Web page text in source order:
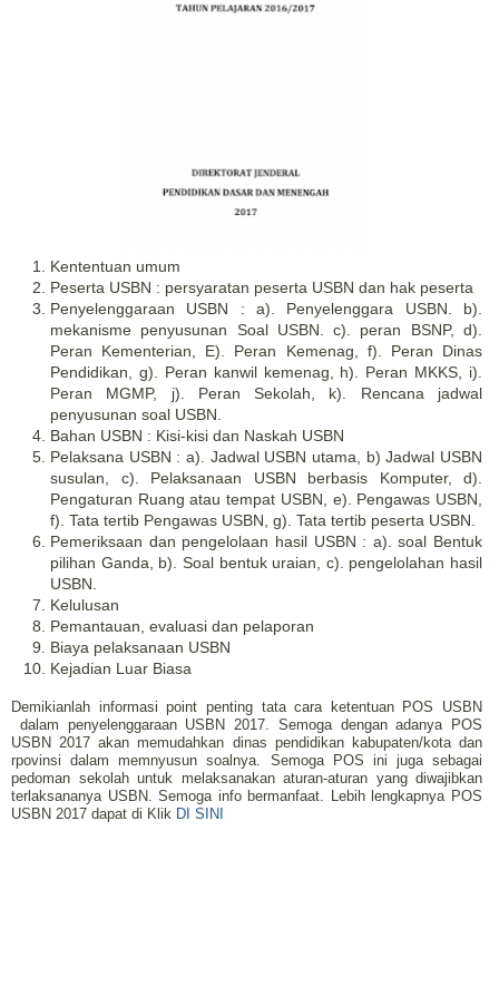
Kententuan umum
Peserta USBN : persyaratan peserta USBN dan hak peserta
Penyelenggaraan USBN : a). Penyelenggara USBN. b).
mekanisme penyusunan Soal USBN. c). peran BSNP, d).
Peran Kementerian, E). Peran Kemenag, f). Peran Dinas
Pendidikan, g). Peran kanwil kemenag, h). Peran MKKS, i).
Peran MGMP, j). Peran Sekolah, k). Rencana jadwal
penyusunan soal USBN.
Bahan USBN : Kisi-kisi dan Naskah USBN
Pelaksana USBN : a). Jadwal USBN utama, b) Jadwal USBN
susulan, c). Pelaksanaan USBN berbasis Komputer, d).
Pengaturan Ruang atau tempat USBN, e). Pengawas USBN,
f). Tata tertib Pengawas USBN, g). Tata tertib peserta USBN.
Pemeriksaan dan pengelolaan hasil USBN : a). soal Bentuk
pilihan Ganda, b). Soal bentuk uraian, c). pengelolahan hasil
USBN.
Kelulusan
Pemantauan, evaluasi dan pelaporan
Biaya pelaksanaan USBN
Kejadian Luar Biasa
Demikianlah informasi point penting tata cara ketentuan POS USBN
dalam penyelenggaraan USBN 2017. Semoga dengan adanya POS
USBN 2017 akan memudahkan dinas pendidikan kabupaten/kota dan
rpovinsi dalam memnyusun soalnya. Semoga POS ini juga sebagai
pedoman sekolah untuk melaksanakan aturan-aturan yang diwajibkan
terlaksananya USBN. Semoga info bermanfaat. Lebih lengkapnya POS
USBN 2017 dapat di Klik DI SINI